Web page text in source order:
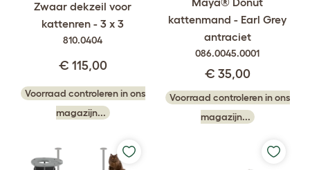
Zwaar dekzeil voor
kattenren - 3 x 3
810.0404
€ 115,00
Voorraad controleren in ons
magazijn...
kattenmand - Earl Grey
antraciet
086.0045.0001
€ 35,00
Voorraad controleren in ons
magazijn...